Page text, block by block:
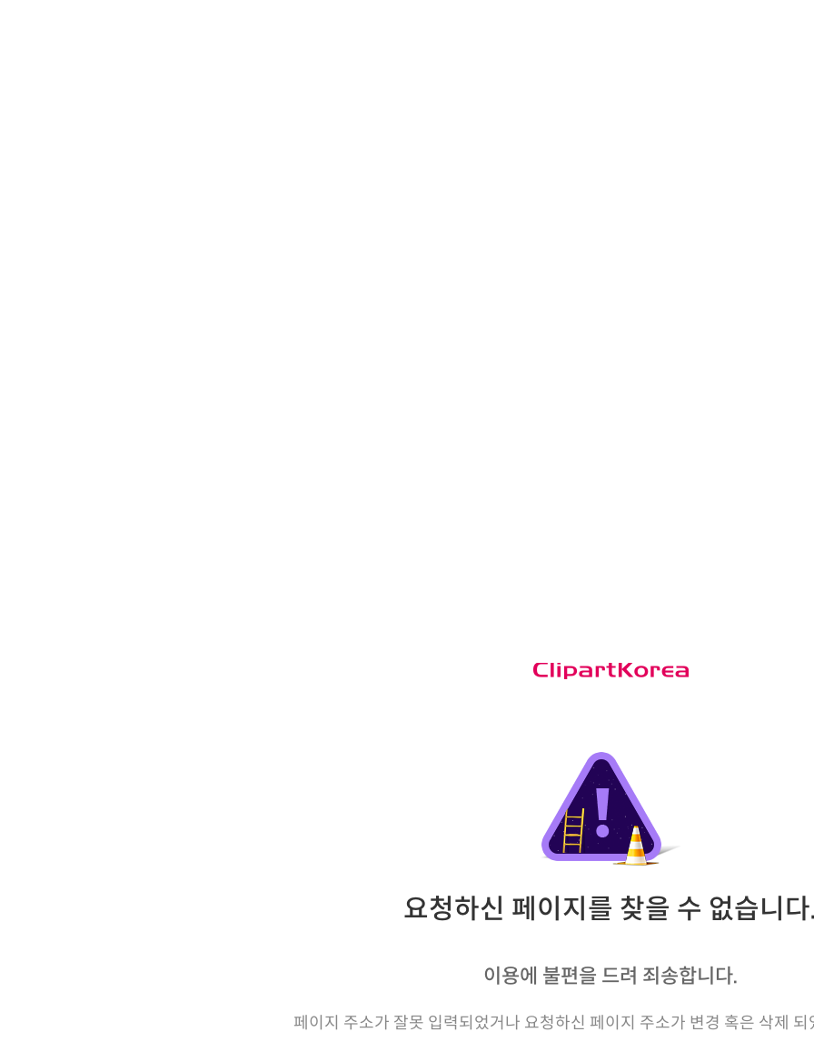
요청하신 페이지를 찾을 수 없습니다.
이용에 불편을 드려 죄송합니다.
페이지 주소가 잘못 입력되었거나 요청하신 페이지 주소가 변경 혹은 삭제 되